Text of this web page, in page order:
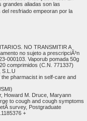
grandes aliadas son las
resfriado empeoran por la
NO TRANSMITIR A
no sujeto a prescripciÃ³n
000103. Vaporub pomada 50g
comprimidos (C.N. 771337)
S.L.U
pharmacist in self-care and
Howard M. Druce, Maryann
to cough and cough symptoms
survey, Postgraduate
+